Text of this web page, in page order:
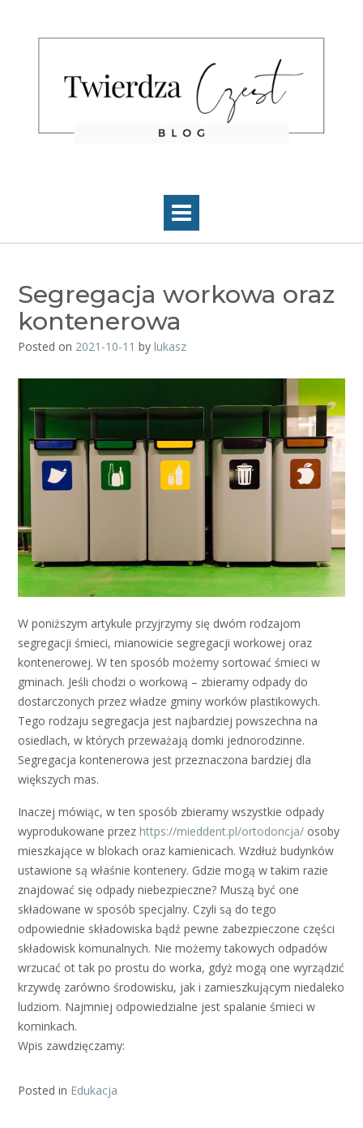
content
Segregacja workowa oraz
kontenerowa
Posted on 2021-10-11 by lukasz
W poniższym artykule przyjrzymy się dwóm rodzajom
segregacji śmieci, mianowicie segregacji workowej oraz
kontenerowej. W ten sposób możemy sortować śmieci w
gminach. Jeśli chodzi o workową – zbieramy odpady do
dostarczonych przez władze gminy worków plastikowych.
Tego rodzaju segregacja jest najbardziej powszechna na
osiedlach, w których przeważają domki jednorodzinne.
Segregacja kontenerowa jest przeznaczona bardziej dla
większych mas.
Inaczej mówiąc, w ten sposób zbieramy wszystkie odpady
wyprodukowane przez https://mieddent.pl/ortodoncja/ osoby
mieszkające w blokach oraz kamienicach. Wzdłuż budynków
ustawione są właśnie kontenery. Gdzie mogą w takim razie
znajdować się odpady niebezpieczne? Muszą być one
składowane w sposób specjalny. Czyli są do tego
odpowiednie składowiska bądź pewne zabezpieczone części
składowisk komunalnych. Nie możemy takowych odpadów
wrzucać ot tak po prostu do worka, gdyż mogą one wyrządzić
krzywdę zarówno środowisku, jak i zamieszkującym niedaleko
ludziom. Najmniej odpowiedzialne jest spalanie śmieci w
kominkach.
Wpis zawdzięczamy:
Posted in Edukacja